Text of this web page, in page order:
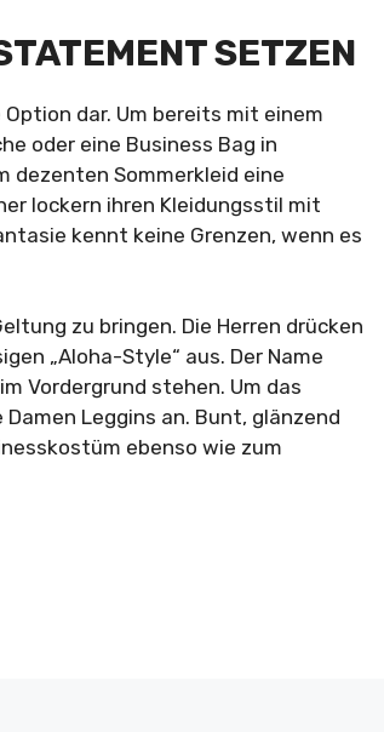
SETZEN
dar. Um bereits mit einem
oder eine Business Bag in
dezenten Sommerkleid eine
lockern ihren Kleidungsstil mit
kennt keine Grenzen, wenn es
zu bringen. Die Herren drücken
„Aloha-Style“ aus. Der Name
Vordergrund stehen. Um das
Leggins an. Bunt, glänzend
ebenso wie zum